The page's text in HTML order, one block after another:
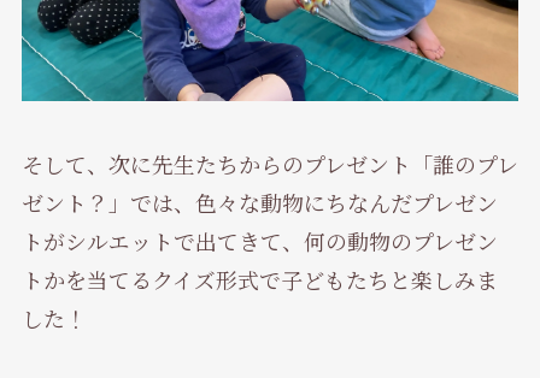
そして、次に先生たちからのプレゼント「誰のプレ
ゼント？」では、色々な動物にちなんだプレゼン
トがシルエットで出てきて、何の動物のプレゼン
トかを当てるクイズ形式で子どもたちと楽しみま
した！